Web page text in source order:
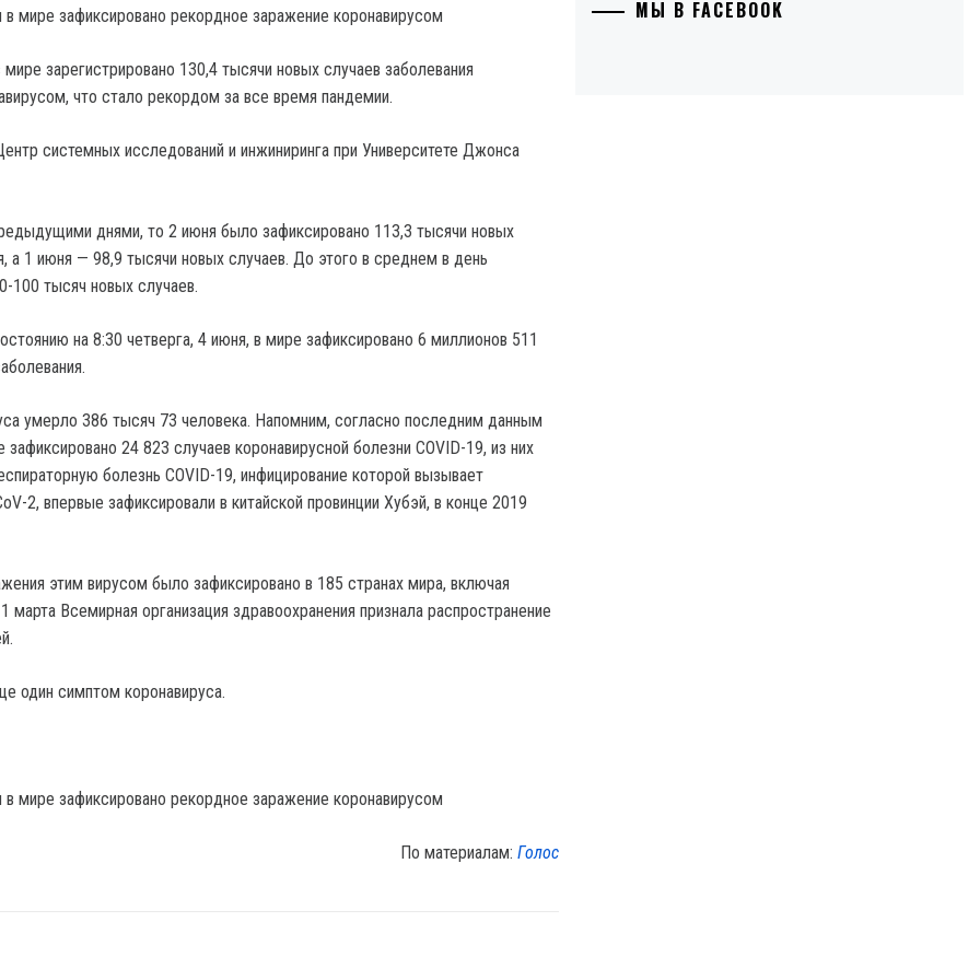
зарегистрировано 130,4 тысячи новых случаев заболевания
что стало рекордом за все время пандемии.
системных исследований и инжиниринга при Университете Джонса
днями, то 2 июня было зафиксировано 113,3 тысячи новых
а 1 июня — 98,9 тысячи новых случаев. До этого в среднем в день
100 тысяч новых случаев.
на 8:30 четверга, 4 июня, в мире зафиксировано 6 миллионов 511
умерло 386 тысяч 73 человека. Напомним, согласно последним данным
зафиксировано 24 823 случаев коронавирусной болезни COVID-19, из них
болезнь COVID-19, инфицирование которой вызывает
2, впервые зафиксировали в китайской провинции Хубэй, в конце 2019
этим вирусом было зафиксировано в 185 странах мира, включая
марта Всемирная организация здравоохранения признала распространение
один симптом коронавируса.
По материалам:Голос
МЫ В FACEBOOK